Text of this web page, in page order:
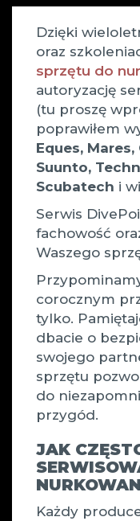
Dzięki
oraz
sprzętu do
autoryzację
(tu proszę
poprawiłem
Eques,
Suunto,
Scubatech i
Serwis
fachowość
Waszego
corocznym
tylko.
dbacie o
swojego
sprzętu
do
przygód.
JAK
Każdy